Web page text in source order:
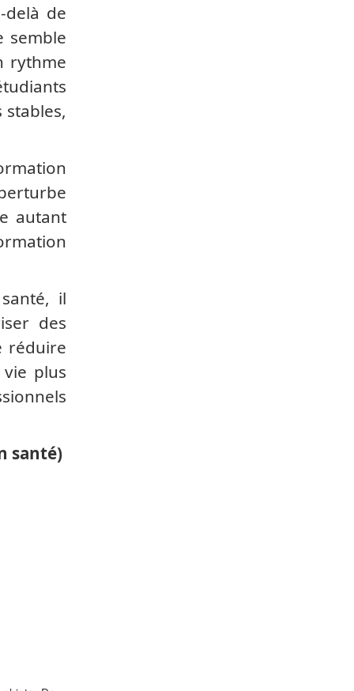
delà de
semble
rythme
autant
il
des
réduire
plus
santé)